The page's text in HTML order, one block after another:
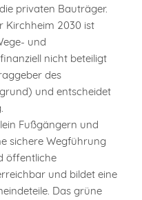
privaten Bauträger.
Kirchheim 2030 ist
und
nicht beteiligt
des
und entscheidet
Fußgängern und
sichere Wegführung
öffentliche
und bildet eine
Das grüne